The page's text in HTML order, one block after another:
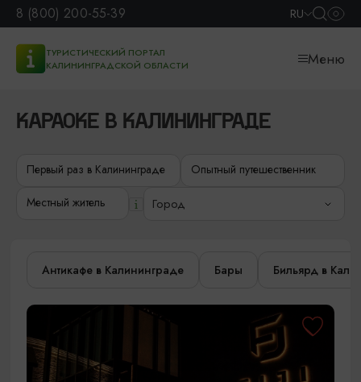
8 (800) 200-55-39 RU
ТУРИСТИЧЕСКИЙ ПОРТАЛ
КАЛИНИНГРАДСКОЙ ОБЛАСТИ
Меню
КАРАОКЕ В КАЛИНИНГРАДЕ
Первый раз в Калининграде Опытный путешественник
Местный житель Город
Антикафе в Калининграде Бары Бильярд в